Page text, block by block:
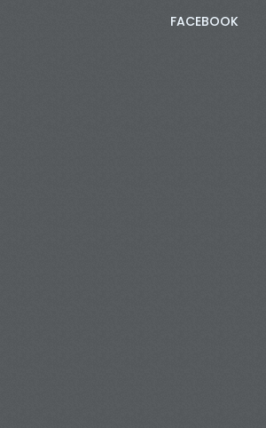
FACEBOOK